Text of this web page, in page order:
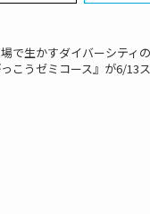
で生かすダイバーシティ
っこうゼミコース』が6/13